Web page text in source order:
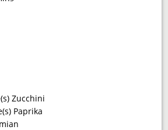
Zucchini
Paprika